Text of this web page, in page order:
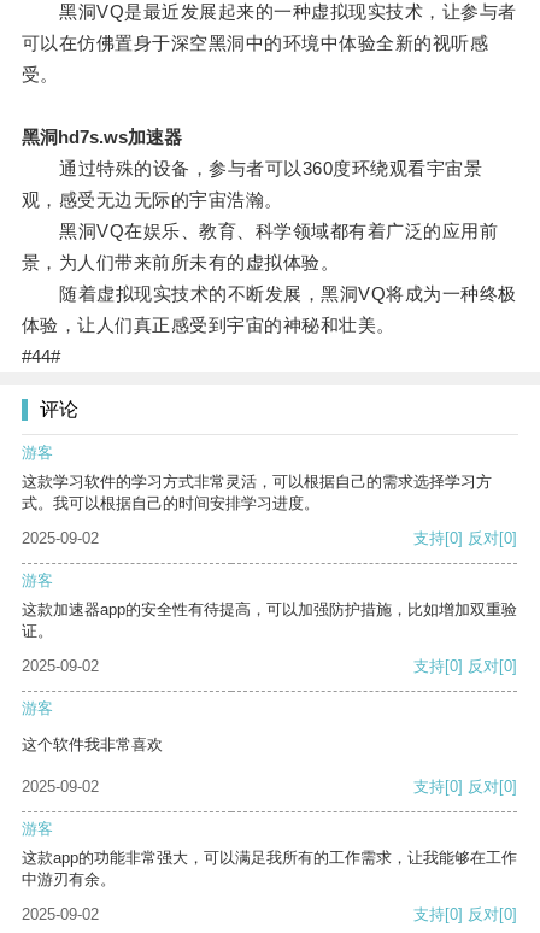
黑洞VQ是最近发展起来的一种虚拟现实技术，让参与者
可以在仿佛置身于深空黑洞中的环境中体验全新的视听感
受。
黑洞hd7s.ws加速器
通过特殊的设备，参与者可以360度环绕观看宇宙景
观，感受无边无际的宇宙浩瀚。
黑洞VQ在娱乐、教育、科学领域都有着广泛的应用前
景，为人们带来前所未有的虚拟体验。
随着虚拟现实技术的不断发展，黑洞VQ将成为一种终极
体验，让人们真正感受到宇宙的神秘和壮美。
#44#
评论
游客
这款学习软件的学习方式非常灵活，可以根据自己的需求选择学习方
式。我可以根据自己的时间安排学习进度。
2025-09-02
支持[0] 反对[0]
游客
这款加速器app的安全性有待提高，可以加强防护措施，比如增加双重验
证。
2025-09-02
支持[0] 反对[0]
游客
这个软件我非常喜欢
2025-09-02 支持[0] 反对[0]
游客
这款app的功能非常强大，可以满足我所有的工作需求，让我能够在工作
中游刃有余。
2025-09-02
支持[0] 反对[0]